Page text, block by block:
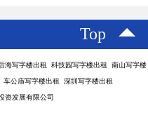
Top
海写字楼出租 科技园写字楼出租 南山写字楼
公庙写字楼出租 深圳写字楼出租
资发展有限公司